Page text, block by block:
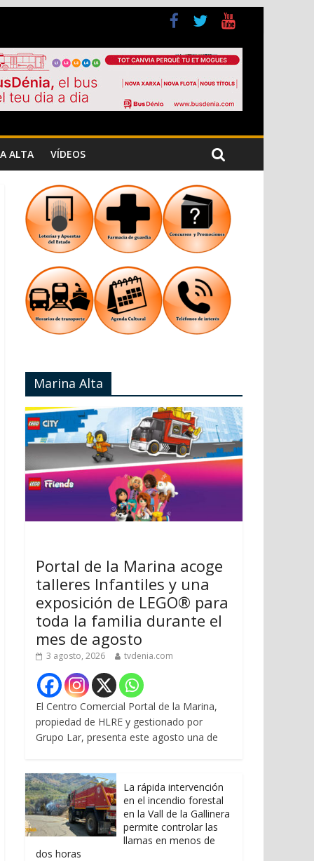
Cristiana
Jardins de Torrecremada
ALTA VÍDEOS
Marina Alta
Portal de la Marina acoge
talleres Infantiles y una
exposición de LEGO® para
toda la familia durante el
mes de agosto
3 agosto, 2026 tvdenia.com
El Centro Comercial Portal de la Marina,
propiedad de HLRE y gestionado por
Grupo Lar, presenta este agosto una de
La rápida intervención
en el incendio forestal
en la Vall de la Gallinera
permite controlar las
llamas en menos de
dos horas